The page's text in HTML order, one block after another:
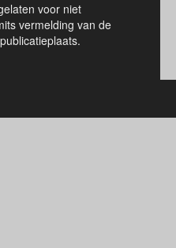
voor niet
vermelding van de